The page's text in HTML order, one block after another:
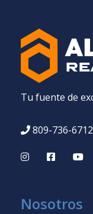
Tu fuente de
809-736-6712
Nosotros